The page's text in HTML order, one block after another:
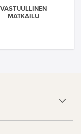
VASTUULLINEN
MATKAILU